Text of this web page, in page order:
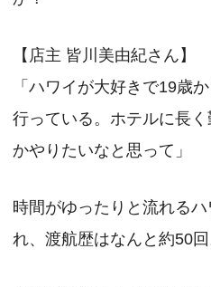
【店主 皆川美由紀さん】
「ハワイが大好きで19歳
行っている。ホテルに長
かやりたいなと思って」
時間がゆったりと流れるハ
れ、渡航歴はなんと約50回